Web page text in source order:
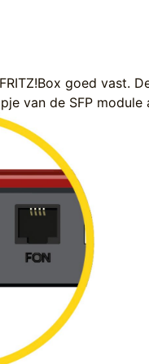
goed vast.
van de SFP